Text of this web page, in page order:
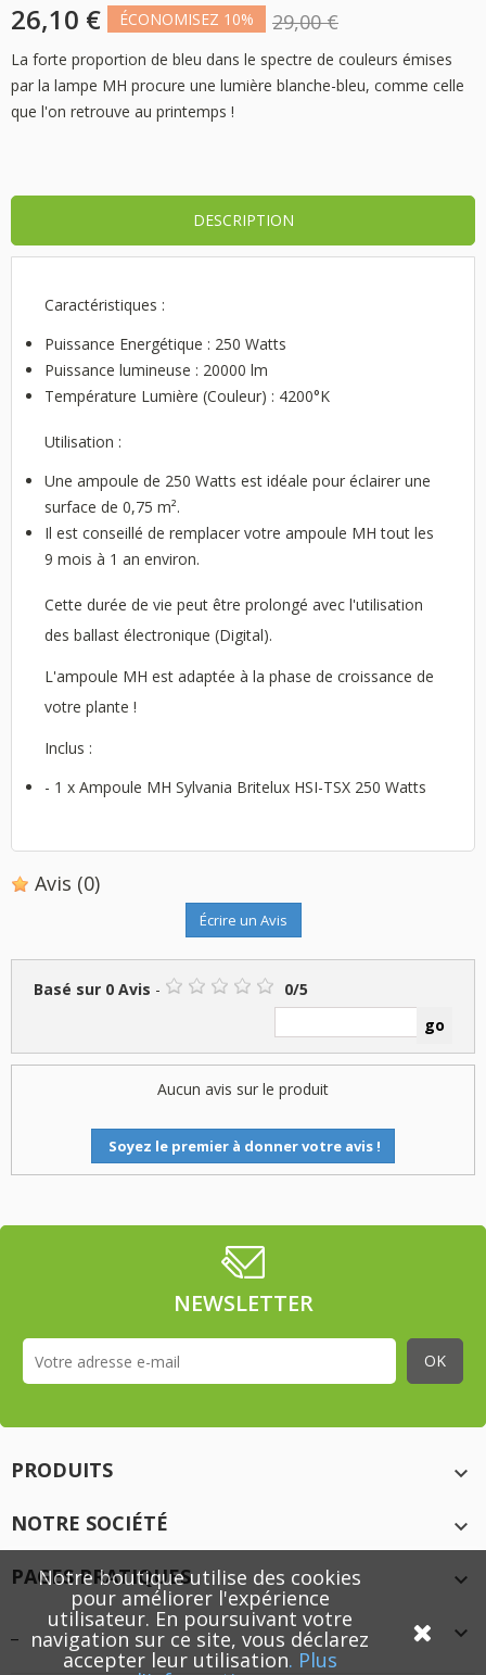
26,10 € ÉCONOMISEZ 10% 29,00 €
La forte proportion de bleu dans le spectre de couleurs émises
par la lampe MH procure une lumière blanche-bleu, comme celle
que l'on retrouve au printemps !
DESCRIPTION
Caractéristiques :
Puissance Energétique : 250 Watts
Puissance lumineuse : 20000 lm
Température Lumière (Couleur) : 4200°K
Utilisation :
Une ampoule de 250 Watts est idéale pour éclairer une
surface de 0,75 m².
Il est conseillé de remplacer votre ampoule MH tout les
9 mois à 1 an environ.
Cette durée de vie peut être prolongé avec l'utilisation
des ballast électronique (Digital).
L'ampoule MH est adaptée à la phase de croissance de
votre plante !
Inclus :
- 1 x Ampoule MH Sylvania Britelux HSI-TSX 250 Watts
Avis (0)
Écrire un Avis
Basé sur 0 Avis - 0/5
Aucun avis sur le produit
Soyez le premier à donner votre avis !
NEWSLETTER
PRODUITS

NOTRE SOCIÉTÉ

PAGES PRATIQUES


Notre boutique utilise des cookies
pour améliorer l'expérience
utilisateur. En poursuivant votre
navigation sur ce site, vous déclarez
accepter leur utilisation. Plus